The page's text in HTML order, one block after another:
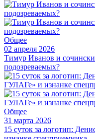
Общее
02 апреля 2026
Тимур Иванов и
подозреваемых?
Общее
31 марта 2026
15 суток за логотип: